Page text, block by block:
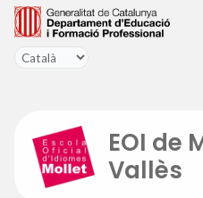
Vés
contingut
EOI de
Vallès